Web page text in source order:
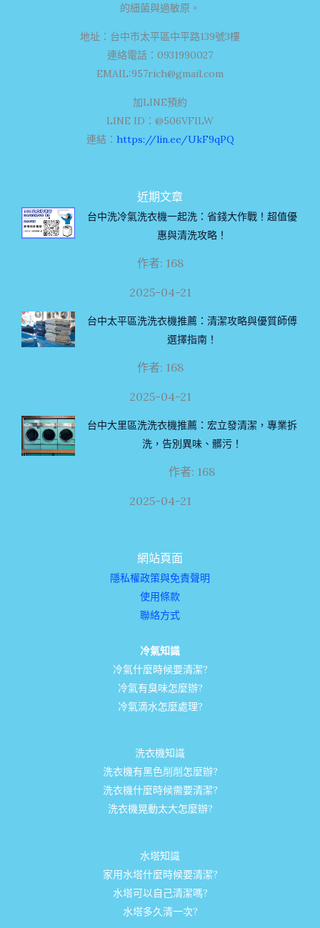
的細菌與過敏原。
地址：台中市太平區中平路139號3樓
連絡電話：0931990027
EMAIL:957rich@gmail.com
加LINE預約
LINE ID：@506VFILW
連結： https://lin.ee/UkF9qPQ
近期文章
台中洗冷氣洗衣機一起洗：省錢大作戰！超值優
惠與清洗攻略！
作者: 168
2025-04-21
台中太平區洗洗衣機推薦：清潔攻略與優質師傅
選擇指南！
作者: 168
2025-04-21
台中大里區洗洗衣機推薦：宏立發清潔，專業拆
洗，告別異味、髒污！
作者: 168
2025-04-21
網站頁面
隱私權政策與免責聲明
使用條款
聯絡方式
冷氣知識
冷氣什麼時候要清潔?
冷氣有臭味怎麼辦?
冷氣滴水怎麼處理?
洗衣機知識
洗衣機有黑色削削怎麼辦?
洗衣機什麼時候需要清潔?
洗衣機晃動太大怎麼辦?
水塔知識
家用水塔什麼時候要清潔?
水塔可以自己清潔嗎?
水塔多久清一次?